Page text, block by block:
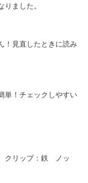
ました。
！見直したときに読み
単！チェックしやすい
クリップ：鉄 ノッ